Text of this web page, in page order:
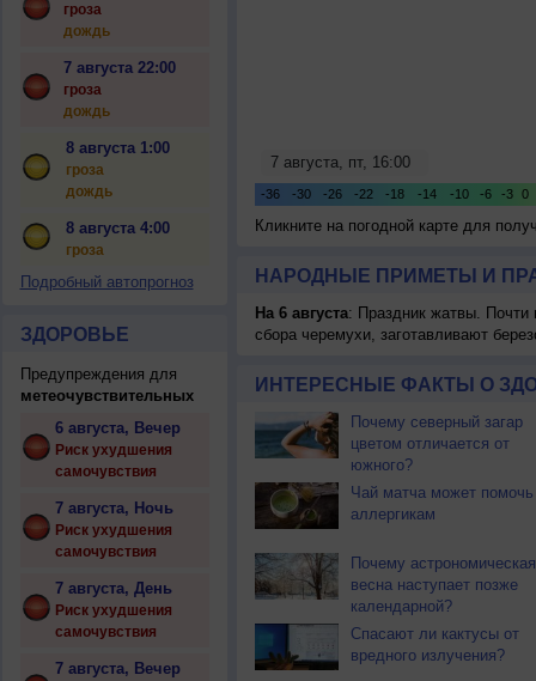
гроза
дождь
7 августа 22:00
гроза
дождь
8 августа 1:00
гроза
дождь
8 августа 4:00
гроза
Подробный автопрогноз
ЗДОРОВЬЕ
Предупреждения для
метеочувствительных
6 августа, Вечер
Риск ухудшения
самочувствия
7 августа, Ночь
Риск ухудшения
самочувствия
7 августа, День
Риск ухудшения
самочувствия
7 августа, Вечер
Кликните на погодной карте для
НАРОДНЫЕ ПРИМЕТЫ И
На 6 августа: Праздник жатвы. Почти
сбора черемухи, заготавливают
ИНТЕРЕСНЫЕ ФАКТЫ О
Почему северный загар
цветом отличается от
южного?
Чай матча может помочь
аллергикам
Почему астрономическая
весна наступает позже
календарной?
Спасают ли кактусы от
вредного излучения?